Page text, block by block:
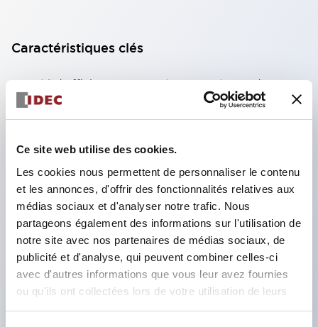
Ce site web utilise des cookies.
Les cookies nous permettent de personnaliser le contenu
et les annonces, d'offrir des fonctionnalités relatives aux
médias sociaux et d'analyser notre trafic. Nous
partageons également des informations sur l'utilisation de
notre site avec nos partenaires de médias sociaux, de
publicité et d'analyse, qui peuvent combiner celles-ci
avec d'autres informations que vous leur avez fournies
ou qu'ils ont collectées lors de votre utilisation de leurs
services.
Caractéristiques clés
Unité d'affichage compacte avec 8 types de
surfaces lumineuses au choix.
surface ultra-haute luminosité.
Réduction du temps de câblage grâce à la
structure à bornes SS, intégration du capot de
borne et du corps, et structure anti-chute des vis.
Utilisation d'une plaque de liaison avec capot,
éliminant le besoin de capot de protection contre
les chocs électriques (lors de l'utilisation avec
bornes SS).